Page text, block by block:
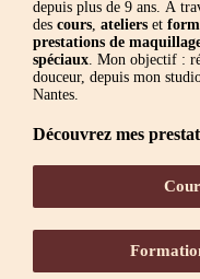
depuis plus de 9 ans. À
des cours ateliers et
prestations de
spéciaux . Mon objectif :
douceur, depuis mon
Nantes.
Découvrez mes